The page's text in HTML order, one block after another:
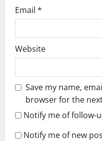
Email *
Website
Save my name,
browser for the
Notify me of follow-
Notify me of new